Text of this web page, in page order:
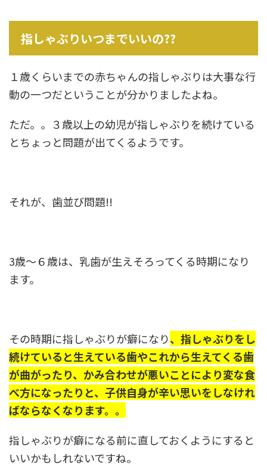
指しゃぶりいつまでいいの??
１歳くらいまでの赤ちゃんの指しゃぶりは大事な行
動の一つだということが分かりましたよね。
ただ。。３歳以上の幼児が指しゃぶりを続けている
とちょっと問題が出てくるようです。
それが、歯並び問題!!
3歳～６歳は、乳歯が生えそろってくる時期になり
ます。
その時期に指しゃぶりが癖になり、指しゃぶりをし
続けていると生えている歯やこれから生えてくる歯
が曲がったり、かみ合わせが悪いことにより変な食
べ方になったりと、子供自身が辛い思いをしなけれ
ばならなくなります。。
指しゃぶりが癖になる前に直しておくようにすると
いいかもしれないですね。